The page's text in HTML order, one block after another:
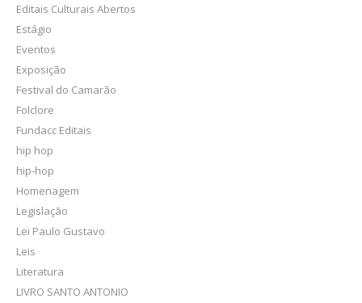
Editais Culturais Abertos
Estágio
Eventos
Exposição
Festival do Camarão
Folclore
Fundacc Editais
hip hop
hip-hop
Homenagem
Legislação
Lei Paulo Gustavo
Leis
Literatura
LIVRO SANTO ANTONIO